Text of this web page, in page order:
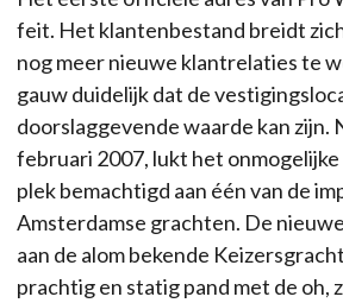
feit. Het klantenbestand breidt
nog meer nieuwe klantrelaties te
gauw duidelijk dat de
doorslaggevende waarde kan zijn.
februari 2007, lukt het
plek bemachtigd aan één van de
Amsterdamse grachten. De
aan de alom bekende
prachtig en statig pand met de oh,